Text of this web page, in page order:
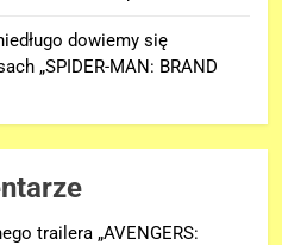
dowiemy się
„SPIDER-MAN: BRAND
trailera „AVENGERS: